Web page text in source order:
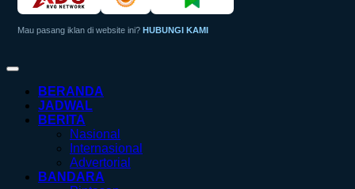
Mau pasang iklan di website ini? HUBUNGI KAMI
BERANDA
JADWAL
BERITA
Nasional
Internasional
Advertorial
BANDARA